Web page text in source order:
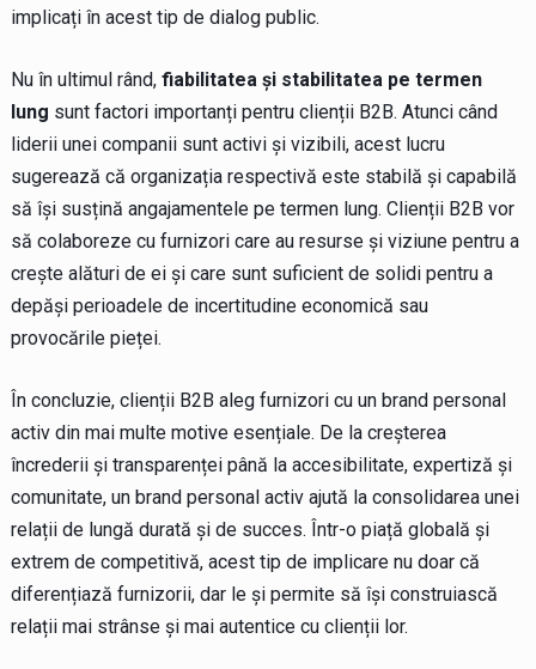
implicați în acest tip de dialog public.
Nu în ultimul rând, fiabilitatea și stabilitatea pe termen
lung sunt factori importanți pentru clienții B2B. Atunci când
liderii unei companii sunt activi și vizibili, acest lucru
sugerează că organizația respectivă este stabilă și capabilă
să își susțină angajamentele pe termen lung. Clienții B2B vor
să colaboreze cu furnizori care au resurse și viziune pentru a
crește alături de ei și care sunt suficient de solidi pentru a
depăși perioadele de incertitudine economică sau
provocările pieței.
În concluzie, clienții B2B aleg furnizori cu un brand personal
activ din mai multe motive esențiale. De la creșterea
încrederii și transparenței până la accesibilitate, expertiză și
comunitate, un brand personal activ ajută la consolidarea unei
relații de lungă durată și de succes. Într-o piață globală și
extrem de competitivă, acest tip de implicare nu doar că
diferențiază furnizorii, dar le și permite să își construiască
relații mai strânse și mai autentice cu clienții lor.